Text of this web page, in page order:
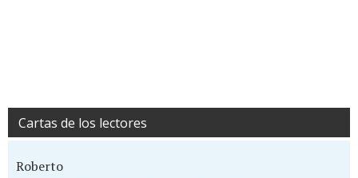
Cartas de los lectores
Roberto